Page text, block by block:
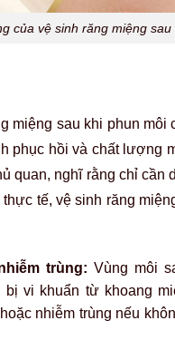
của vệ sinh răng miệng sau
miệng sau khi phun môi
phục hồi và chất lượng
quan, nghĩ rằng chỉ cần
thực tế, vệ sinh răng
trùng: Vùng môi
bị vi khuẩn từ khoang
nhiễm trùng nếu